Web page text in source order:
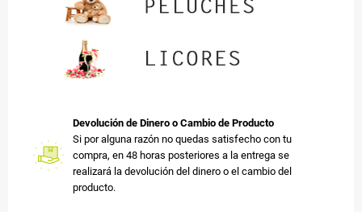
Devolución de Dinero o Cambio de Producto
Si por alguna razón no quedas satisfecho con tu
compra, en 48 horas posteriores a la entrega se
realizará la devolución del dinero o el cambio del
producto.